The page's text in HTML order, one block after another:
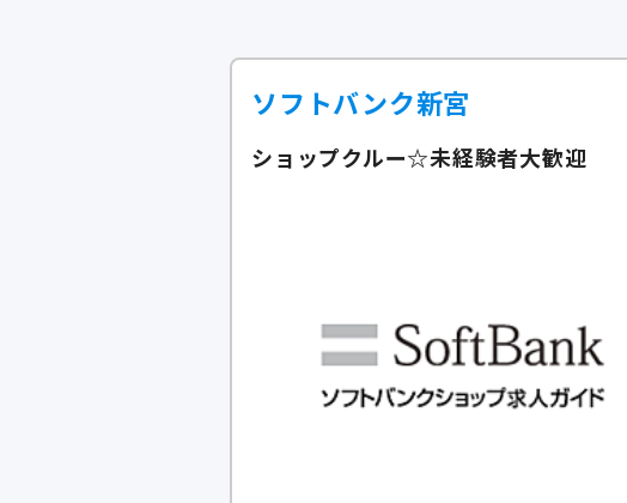
ソフトバンク新宮
ショップクルー☆未経験者大歓迎